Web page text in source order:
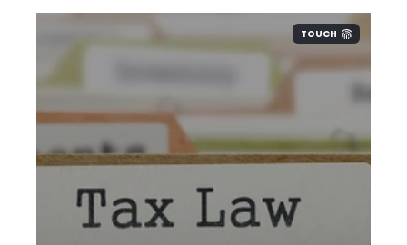
TOUCH
当社では意見書の作成から税申告ま
該当する税法や判例の他、最新の電